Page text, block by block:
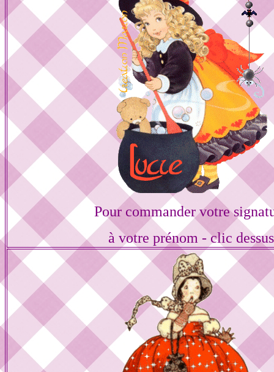
Pour commander votre
à votre prénom - clic dessus